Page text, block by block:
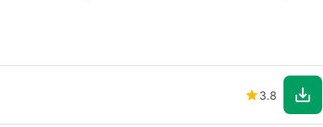
3.8